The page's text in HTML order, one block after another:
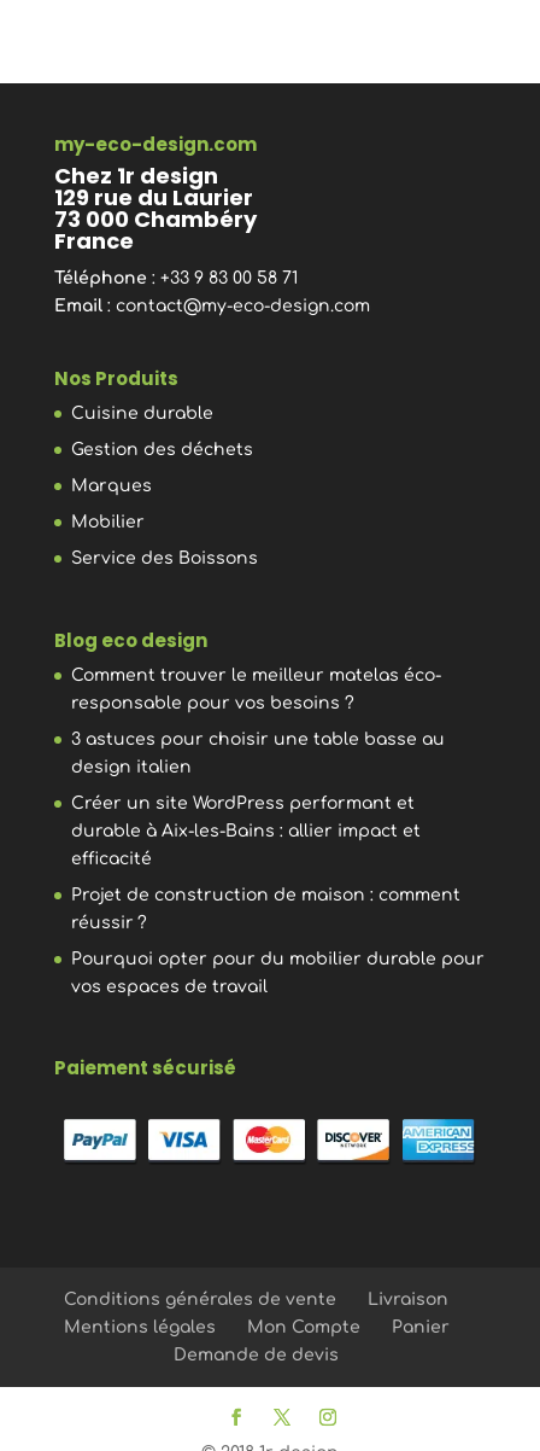
my-eco-design.com
Chez 1r design
129 rue du Laurier
73 000 Chambéry
France
Téléphone : +33 9 83 00 58 71
Email: contact@my-eco-design.com
Nos Produits
Cuisine durable
Gestion des déchets
Marques
Mobilier
Service des Boissons
Blog eco design
Comment trouver le meilleur matelas éco-
responsable pour vos besoins ?
3 astuces pour choisir une table basse au
design italien
Créer un site WordPress performant et
durable à Aix-les-Bains : allier impact et
efficacité
Projet de construction de maison : comment
réussir ?
Pourquoi opter pour du mobilier durable pour
vos espaces de travail
Paiement sécurisé
Conditions générales de vente
Livraison
Mentions légales
Mon Compte
Panier
Demande de devis